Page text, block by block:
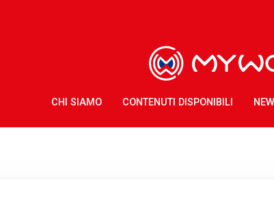
CHI SIAMO CONTENUTI DISPONIBILI